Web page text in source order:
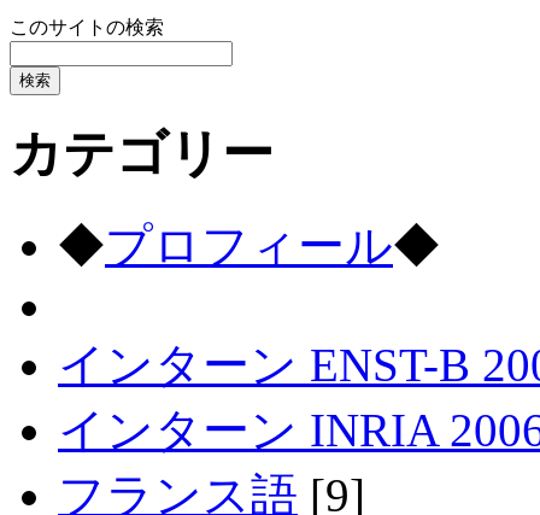
このサイトの検索
カテゴリー
◆プロフィール◆
インターン ENST-B
インターン INRIA
フランス語 [9]